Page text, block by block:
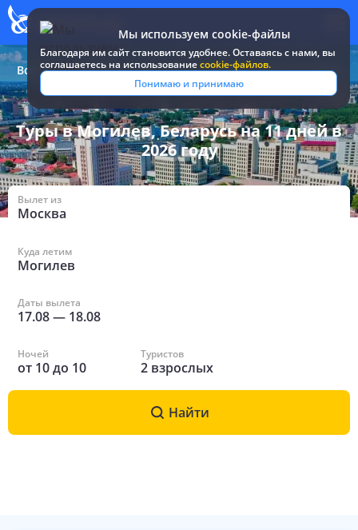
Мы используем cookie-файлы
Благодаря им сайт становится удобнее. Оставаясь c нами, вы
соглашаетесь на использованиеcookie-файлов.
Понимаю и принимаю
Все туры и путевки / Беларусь / в Могилеве на 11 дней
Туры в Могилев, Беларусь на 11 дней в
2026 году
Вылет из
Москва
Куда летим
Могилев
Даты вылета
17.08— 18.08
Ночей
от 10до 10
Туристов
2 взрослых
Найти